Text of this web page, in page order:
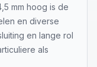
mm hoog is de
en diverse
en lange rol
als